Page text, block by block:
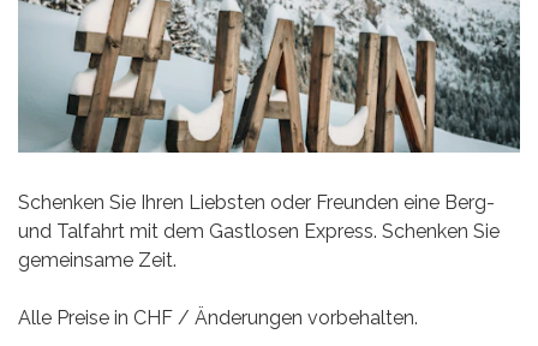
Schenken Sie Ihren Liebsten oder Freunden eine Berg-
und Talfahrt mit dem Gastlosen Express. Schenken Sie
gemeinsame Zeit.
Alle Preise in CHF / Änderungen vorbehalten.